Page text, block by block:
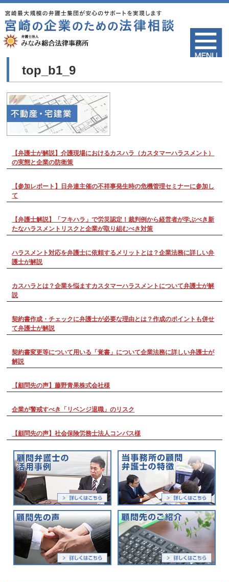
top_b1_9
【弁護士が解説】介護現場におけるカスハラ（カスタマーハラスメント）
の実態と企業の防衛策
【参加レポート】日弁連主催の不祥事発生時の危機管理セミナーに参加し
て
【弁護士解説】「フキハラ」で労災認定！裁判例から経営者が学ぶべき新
たなハラスメントリスクと企業が取り組むべき対策
ハラスメント対応を弁護士に依頼するメリットとは？企業法務に詳しい弁
護士が解説
カスハラとは？企業を悩ますカスタマーハラスメントについて弁護士が解
説
契約書作成・チェックに弁護士が必要な理由とは？作成のポイントも併せ
て弁護士が解説
契約書変更等について用いる「覚書」について企業法務に詳しい弁護士が
解説
【顧問先の声】藤野青果株式会社様
企業が警戒すべき「リベンジ退職」のリスク
【顧問先の声】社会保険労務士法人コンパス様